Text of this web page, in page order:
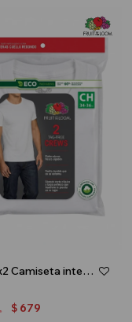
Pack x2 Camiseta interior escote redondo - Blanco
$ 679